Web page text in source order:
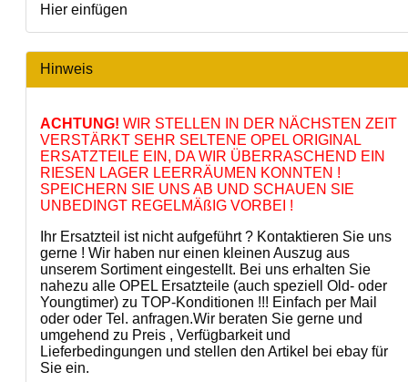
Hier einfügen
Hinweis
ACHTUNG! WIR STELLEN IN DER NÄCHSTEN ZEIT
VERSTÄRKT SEHR SELTENE OPEL ORIGINAL
ERSATZTEILE EIN, DA WIR ÜBERRASCHEND EIN
RIESEN LAGER LEERRÄUMEN KONNTEN !
SPEICHERN SIE UNS AB UND SCHAUEN SIE
UNBEDINGT REGELMÄßIG VORBEI !
Ihr Ersatzteil ist nicht aufgeführt ? Kontaktieren Sie uns
gerne ! Wir haben nur einen kleinen Auszug aus
unserem Sortiment eingestellt. Bei uns erhalten Sie
nahezu alle OPEL Ersatzteile (auch speziell Old- oder
Youngtimer) zu TOP-Konditionen !!! Einfach per Mail
oder oder Tel. anfragen.Wir beraten Sie gerne und
umgehend zu Preis , Verfügbarkeit und
Lieferbedingungen und stellen den Artikel bei ebay für
Sie ein.